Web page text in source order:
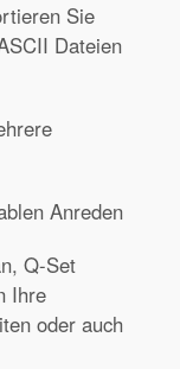
Sie
Dateien
Anreden
Q-Set
Ihre
oder auch